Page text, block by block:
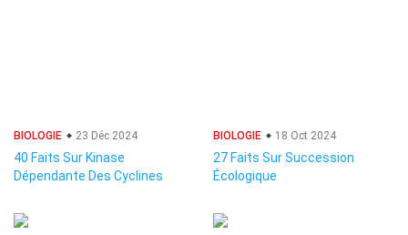
BIOLOGIE 23 Déc 2024
40 Faits Sur Kinase
Dépendante Des Cyclines
BIOLOGIE 18 Oct 2024
27 Faits Sur Succession
Écologique